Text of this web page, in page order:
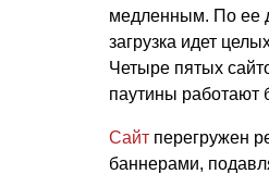
медленным. По ее
загрузка идет
Четыре пятых
паутины работают
Сайт перегружен
баннерами,